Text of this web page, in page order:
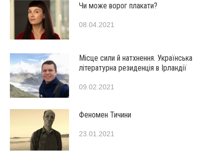
Чи може ворог плакати?
08.04.2021
Місце сили й натхнення. Українська
літературна резиденція в Ірландії
09.02.2021
Феномен Тичини
23.01.2021